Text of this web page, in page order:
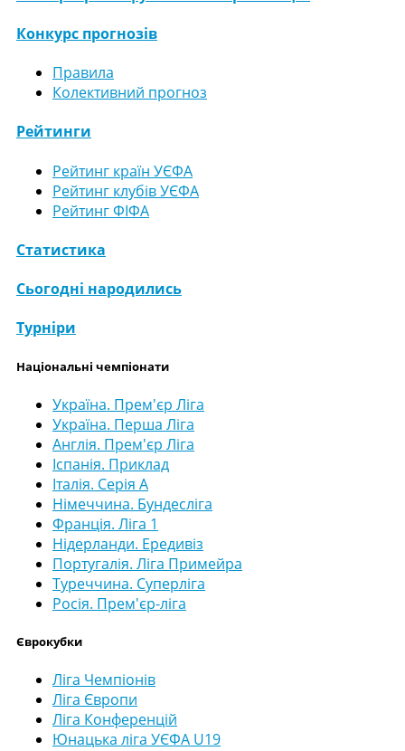
Конкурс прогнозів
Правила
Колективний прогноз
Рейтинги
Рейтинг країн УЄФА
Рейтинг клубів УЄФА
Рейтинг ФІФА
Статистика
Сьогодні народились
Турніри
Національні чемпіонати
Україна. Прем'єр Ліга
Україна. Перша Ліга
Англія. Прем'єр Ліга
Іспанія. Приклад
Італія. Серія А
Німеччина. Бундесліга
Франція. Ліга 1
Нідерланди. Ередивіз
Португалія. Ліга Примейра
Туреччина. Суперліга
Росія. Прем'єр-ліга
Єврокубки
Ліга Чемпіонів
Ліга Європи
Ліга Конференцій
Юнацька ліга УЄФА U19